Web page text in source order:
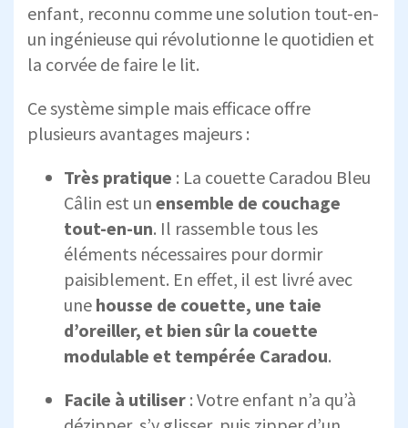
enfant, reconnu comme une solution tout-en-
un ingénieuse qui révolutionne le quotidien et
la corvée de faire le lit.
Ce système simple mais efficace offre
plusieurs avantages majeurs :
Très pratique : La couette Caradou Bleu
Câlin est un ensemble de couchage
tout-en-un. Il rassemble tous les
éléments nécessaires pour dormir
paisiblement. En effet, il est livré avec
une housse de couette, une taie
d’oreiller, et bien sûr la couette
modulable et tempérée Caradou.
Facile à utiliser : Votre enfant n’a qu’à